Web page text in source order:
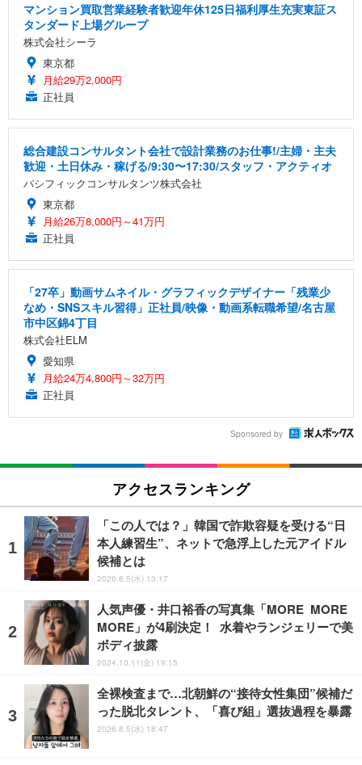
マンション買取営業経験者歓迎年休125日福利厚生充実東証ス
タンダード上場グループ
株式会社シーラ
東京都
月給29万2,000円
正社員
総合建設コンサルタント会社で設計業務のお仕事!/主婦・主夫
歓迎・土日休み・稼げる/9:30〜17:30/スタッフ・アクティオ
パシフィックコンサルタンツ株式会社
東京都
月給26万8,000円～41万円
正社員
「27卒」動画サムネイル・グラフィックデザイナー「残業少
なめ・SNSスキル習得」正社員/映像・動画系転職希望/名古屋
市中区錦4丁目
株式会社ELM
愛知県
月給24万4,800円～32万円
正社員
Sponsored by
アクセスランキング
「この人では？」韓国で詐欺容疑を受ける“日
本人練習生”、ネットで急浮上した元アイドル
候補とは
2026.8.5(水) 13:17
人気声優・井口裕香の写真集「MORE MORE
MORE」が4刷決定！ 水着やランジェリーで美
ボディ披露
2024.10.11(金) 19:15
全裸検査まで…北朝鮮の“接待女性集団”候補だ
った脱北タレント、「喜び組」選抜過程を暴露
2026.8.5(水) 18:47